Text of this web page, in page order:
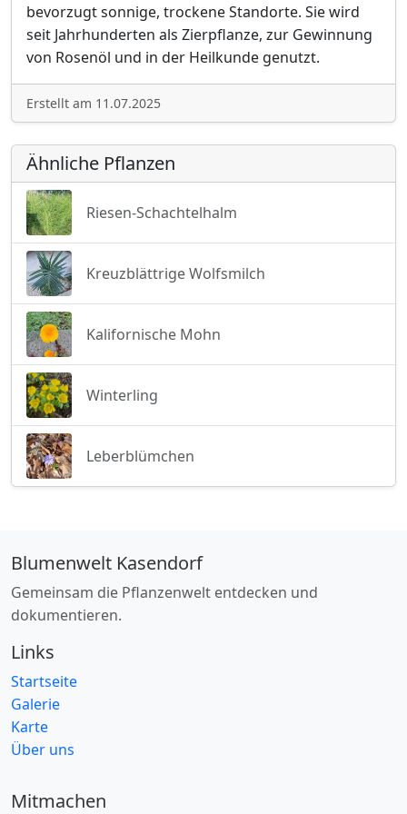
bevorzugt sonnige, trockene Standorte. Sie wird
seit Jahrhunderten als Zierpflanze, zur Gewinnung
von Rosenöl und in der Heilkunde genutzt.
Erstellt am 11.07.2025
Ähnliche Pflanzen
Riesen-Schachtelhalm
Kreuzblättrige Wolfsmilch
Kalifornische Mohn
Winterling
Leberblümchen
Blumenwelt Kasendorf
Gemeinsam die Pflanzenwelt entdecken und
dokumentieren.
Links
Startseite
Galerie
Karte
Über uns
Mitmachen